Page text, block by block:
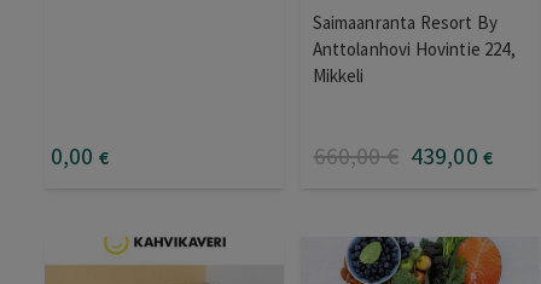
0,00 €
Saimaanranta Resort By
Anttolanhovi Hovintie 224,
Mikkeli
660,00€ 439,00 €